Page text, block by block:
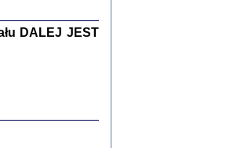
2019
DALEJ JEST